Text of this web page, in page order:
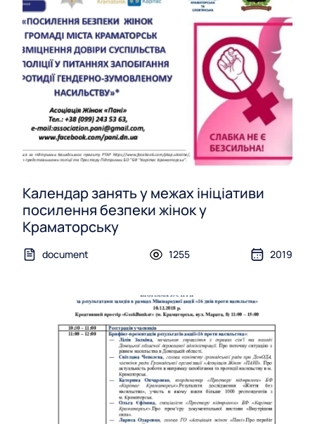
Календар занять у межах ініціативи
посилення безпеки жінок у
Краматорську
document 1255 2019